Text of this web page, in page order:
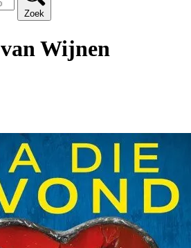
Zoek
Wijnen